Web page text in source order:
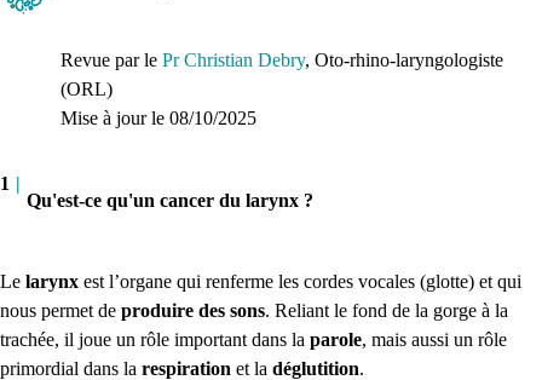
Revue par le Pr Christian Debry, Oto-rhino-laryngologiste
(ORL)
Mise à jour le 08/10/2025
1 |
Qu'est-ce qu'un cancer du larynx ?
Le larynx est l’organe qui renferme les cordes vocales (glotte) et qui
nous permet de produire des sons. Reliant le fond de la gorge à la
trachée, il joue un rôle important dans la parole, mais aussi un rôle
primordial dans la respiration et la déglutition.